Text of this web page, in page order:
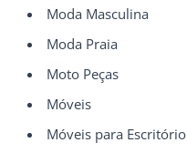
Moda Masculina
Moda Praia
Moto Peças
Móveis
Móveis para Escritório